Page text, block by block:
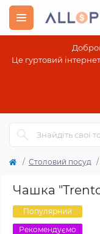
Це гуртовий
Столовий посуд
Чашка
Популярний
Рекомендуємо